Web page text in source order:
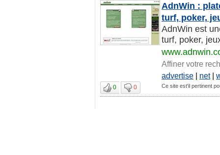
AdnWin :
turf, poker,
AdnWin est
turf, poker,
Affiner votre
advertise | net|
0 0 Ce site est'il pertinent